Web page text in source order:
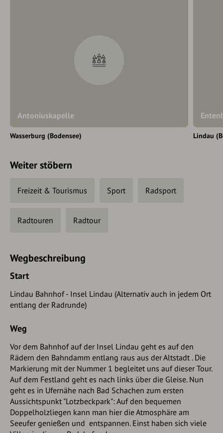
Antoniuskapelle
Wasserburg (Bodensee) Lindau
Weiter stöbern
Freizeit & Tourismus Sport Radsport
Radtouren Radtour
Wegbeschreibung
Start
Lindau Bahnhof - Insel Lindau (Alternativ auch in jedem Ort
entlang der Radrunde)
Weg
Vor dem Bahnhof auf der Insel Lindau geht es auf den
Rädern den Bahndamm entlang raus aus der Altstadt . Die
Markierung mit der Nummer 1 begleitet uns auf dieser Tour.
Auf dem Festland geht es nach links über die Gleise. Nun
geht es in Ufernähe nach Bad Schachen zum ersten
Aussichtspunkt "Lotzbeckpark": Auf den bequemen
Doppelholzliegen kann man hier die Atmosphäre am
Seeufer genießen und entspannen. Einst haben sich viele